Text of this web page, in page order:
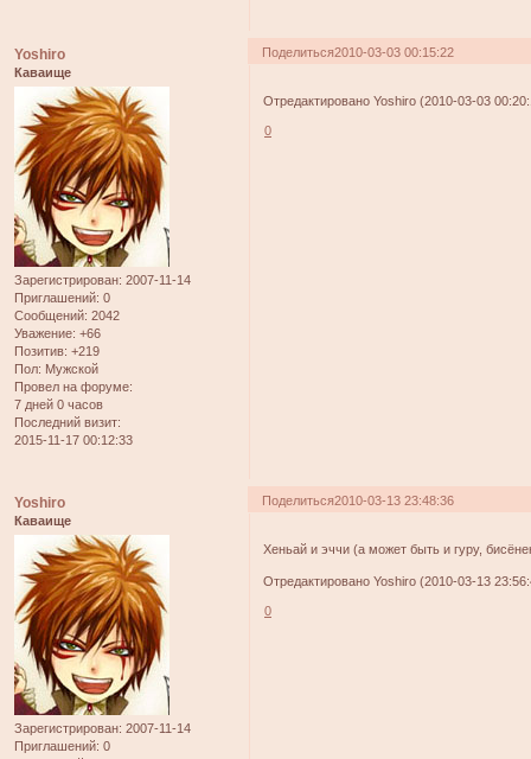
Поделиться2010-03-03 00:15:22
Yoshiro
Каваище
Зарегистрирован: 2007-11-14
Приглашений: 0
Сообщений: 2042
Уважение: +66
Позитив: +219
Пол: Мужской
Провел на форуме:
7 дней 0 часов
Последний визит:
2015-11-17 00:12:33
Отредактировано Yoshiro (2010-03-03
0
Поделиться2010-03-13 23:48:36
Yoshiro
Каваище
Зарегистрирован: 2007-11-14
Приглашений: 0
Хеньай и эччи (а может быть и гуру,
Отредактировано Yoshiro (2010-03-13
0